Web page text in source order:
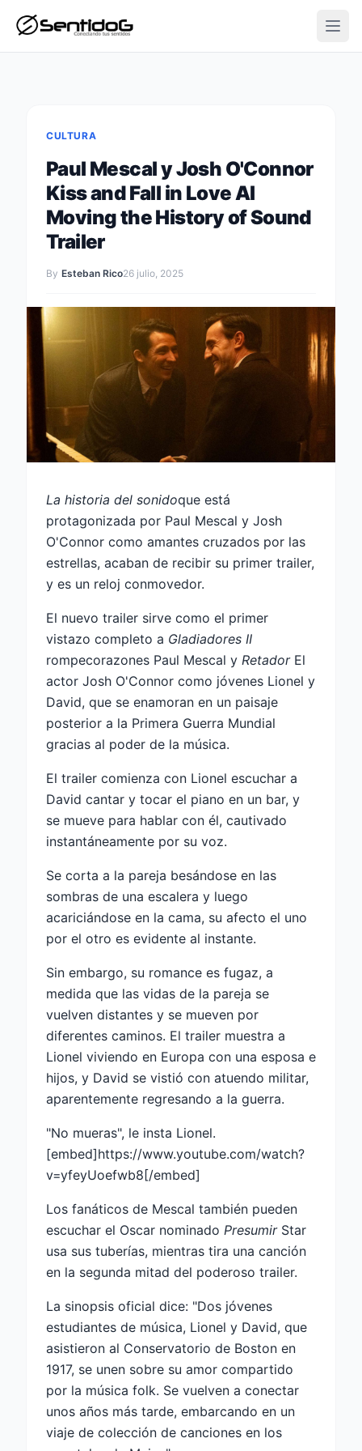
CULTURA
Paul Mescal y Josh O'Connor
Kiss and Fall in Love Al
Moving the History of Sound
Trailer
By Esteban Rico26 julio, 2025
La historia del sonidoque está
protagonizada por Paul Mescal y Josh
O'Connor como amantes cruzados por las
estrellas, acaban de recibir su primer trailer,
y es un reloj conmovedor.
El nuevo trailer sirve como el primer
vistazo completo a Gladiadores II
rompecorazones Paul Mescal y RetadorEl
actor Josh O'Connor como jóvenes Lionel y
David, que se enamoran en un paisaje
posterior a la Primera Guerra Mundial
gracias al poder de la música.
El trailer comienza con Lionel escuchar a
David cantar y tocar el piano en un bar, y
se mueve para hablar con él, cautivado
instantáneamente por su voz.
Se corta a la pareja besándose en las
sombras de una escalera y luego
acariciándose en la cama, su afecto el uno
por el otro es evidente al instante.
Sin embargo, su romance es fugaz, a
medida que las vidas de la pareja se
vuelven distantes y se mueven por
diferentes caminos. El trailer muestra a
Lionel viviendo en Europa con una esposa e
hijos, y David se vistió con atuendo militar,
aparentemente regresando a la guerra.
"No mueras", le insta Lionel.
[embed]https://www.youtube.com/watch?
v=yfeyUoefwb8[/embed]
Los fanáticos de Mescal también pueden
escuchar el Oscar nominado PresumirStar
usa sus tuberías, mientras tira una canción
en la segunda mitad del poderoso trailer.
La sinopsis oficial dice: "Dos jóvenes
estudiantes de música, Lionel y David, que
asistieron al Conservatorio de Boston en
1917, se unen sobre su amor compartido
por la música folk. Se vuelven a conectar
unos años más tarde, embarcando en un
viaje de colección de canciones en los